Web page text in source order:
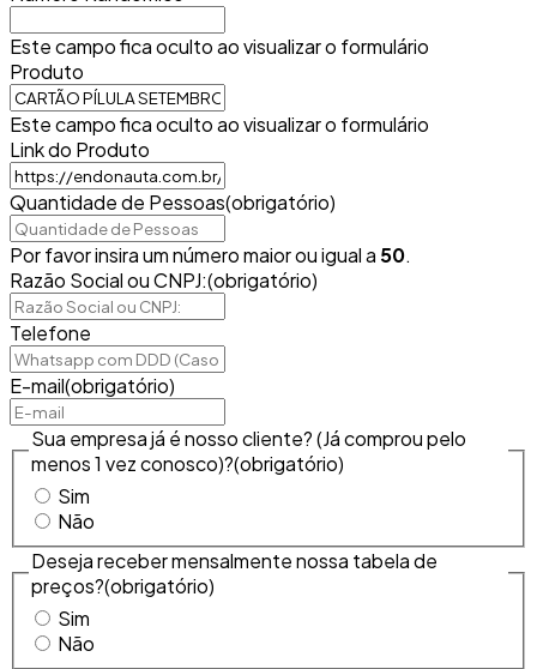
Este campo fica oculto ao visualizar o formulário
Produto
Este campo fica oculto ao visualizar o formulário
Link do Produto
Quantidade de Pessoas(obrigatório)
Por favor insira um número maior ou igual a 50.
Razão Social ou CNPJ:(obrigatório)
Telefone
E-mail(obrigatório)
Sua empresa já é nosso cliente? (Já comprou pelo
menos 1 vez conosco)?(obrigatório)
Sim
Não
Deseja receber mensalmente nossa tabela de
preços?(obrigatório)
Sim
Não